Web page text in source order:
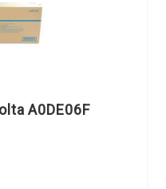
A0DE06F